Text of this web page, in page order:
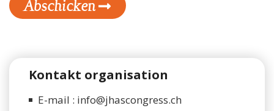
Abschicken
Kontakt organisation
E-mail : info@jhascongress.ch